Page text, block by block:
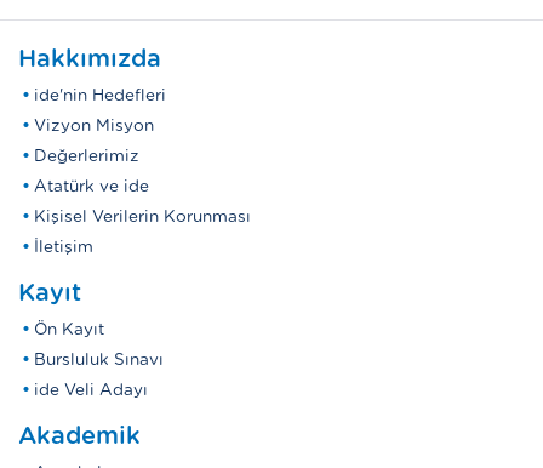
Hakkımızda
ide'nin Hedefleri
Vizyon Misyon
Değerlerimiz
Atatürk ve ide
Kişisel Verilerin Korunması
İletişim
Kayıt
Ön Kayıt
Bursluluk Sınavı
ide Veli Adayı
Akademik